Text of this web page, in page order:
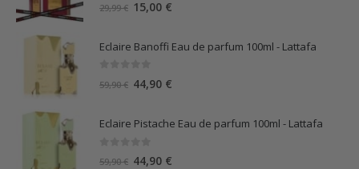
29,99€ Le
initial
15,00 €
actuel
Eclaire Banoffi Eau de parfum 100ml - Lattafa
59,90€ Le
initial
44,90 €
actuel
Eclaire Pistache Eau de parfum 100ml - Lattafa
59,90€ Le
44,90 €